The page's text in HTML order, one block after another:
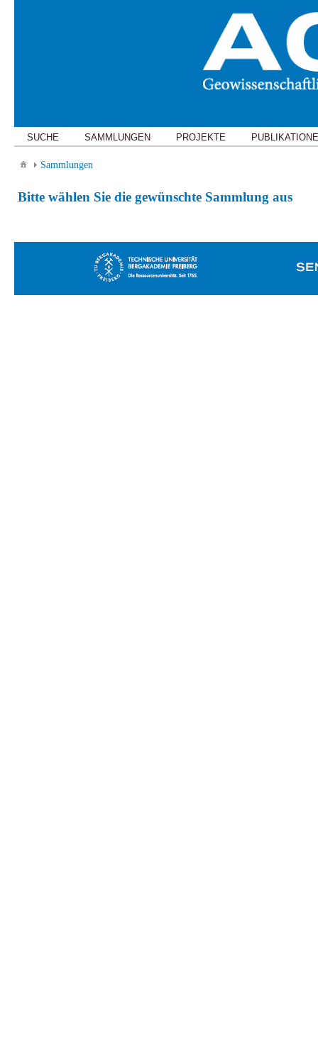
SUCHE SAMMLUNGEN PROJEKTE
Sammlungen
Bitte wählen Sie die gewünschte Sammlung aus